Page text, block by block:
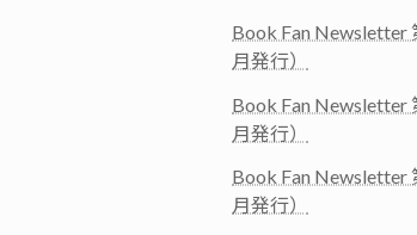
Book Fan Newsletter
月発行）
Book Fan Newsletter
月発行）
Book Fan Newsletter
月発行）